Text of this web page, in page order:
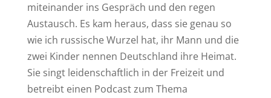
miteinander ins Gespräch und den regen
Austausch. Es kam heraus, dass sie genau so
wie ich russische Wurzel hat, ihr Mann und die
zwei Kinder nennen Deutschland ihre Heimat.
Sie singt leidenschaftlich in der Freizeit und
betreibt einen Podcast zum Thema